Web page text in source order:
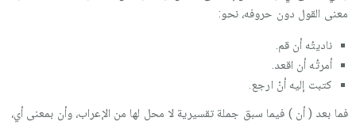
معنى القول دون حروفه، نحو:
ناديتُه أن قم.
أمرتُه أن اقعد.
كتبت إليه أنْ ارجع.
فما بعد ( أن ) فيما سبق جملة تقسيرية لا محل لها من الإعراب، وأن بمعنى أي،